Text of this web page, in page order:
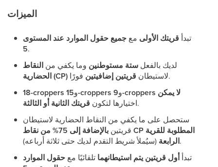
الميزات
تبدأ قريتك الأولى مع جميع حقول الموارد عند المستوى
5.
لديك بالفعل ستة مستوطنين وما يكفي من النقاط
الحضارية (CP)
لاستيطان قريتين إضافيتين فورًا.
18-croppers و15-croppers و9-croppers لا يمكن
اختيارها لتكون قريتك الثانية أو الثالثة
.
ستحصل على ما يكفي من النقاط الحضارية لاستيطان
قريتين
بالإضافة إلى 75% من نقاط CP المطلوبة للقرية
الرابعة(سيُملأ شريط التقدم لديك حتى ثلاثة أرباعه).
تبدأأول قريتين يتم استيطانهما تلقائيًا مع حقول الموارد